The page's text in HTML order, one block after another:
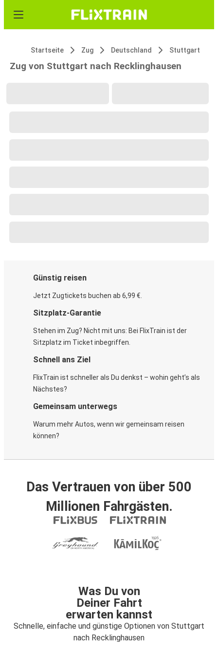
Startseite Zug Deutschland Stuttgart
Zug von Stuttgart nach Recklinghausen
Günstig reisen
Jetzt Zugtickets buchen ab 6,99 €.
Sitzplatz-Garantie
Stehen im Zug? Nicht mit uns: Bei FlixTrain ist der
Sitzplatz im Ticket inbegriffen.
Schnell ans Ziel
FlixTrain ist schneller als Du denkst – wohin geht’s als
Nächstes?
Gemeinsam unterwegs
Warum mehr Autos, wenn wir gemeinsam reisen
können?
Das Vertrauen von über 500
Millionen Fahrgästen.
Was Du von
Deiner Fahrt
erwarten kannst
Schnelle, einfache und günstige Optionen von Stuttgart
nach Recklinghausen